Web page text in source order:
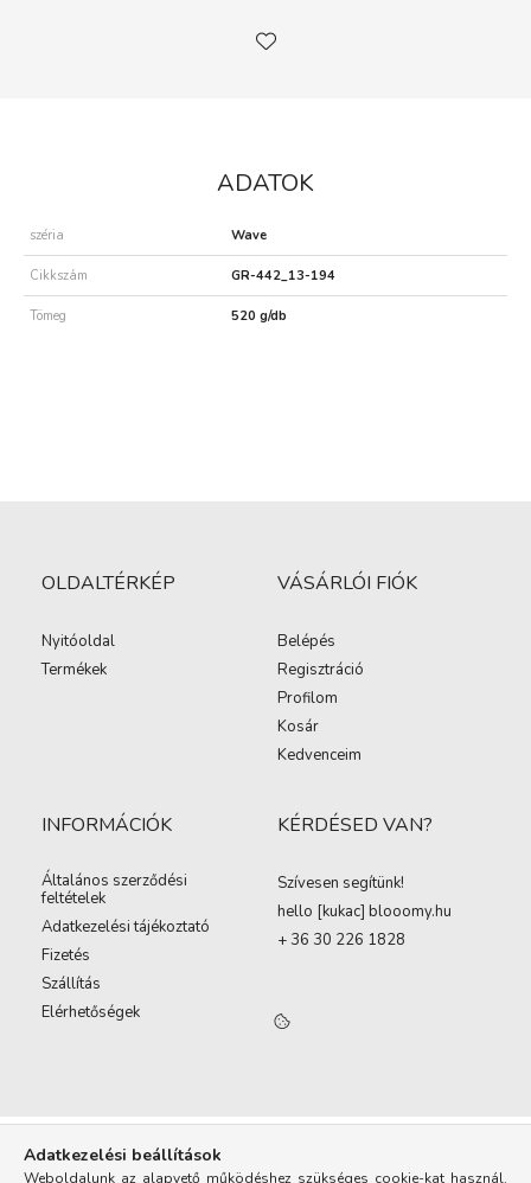
ADATOK
széria Wave
Cikkszám GR-442_13-194
Tömeg 520 g/db
OLDALTÉRKÉP
Nyitóoldal
Termékek
VÁSÁRLÓI FIÓK
Belépés
Regisztráció
Profilom
Kosár
Kedvenceim
INFORMÁCIÓK
Általános szerződési
feltételek
Adatkezelési tájékoztató
Fizetés
Szállítás
Elérhetőségek
KÉRDÉSED VAN?
Szívesen segítünk!
hello [kukac] blooomy.hu
+ 36 30 226 1828
Adatkezelési beállítások
Weboldalunk az alapvető működéshez szükséges cookie-kat használ.